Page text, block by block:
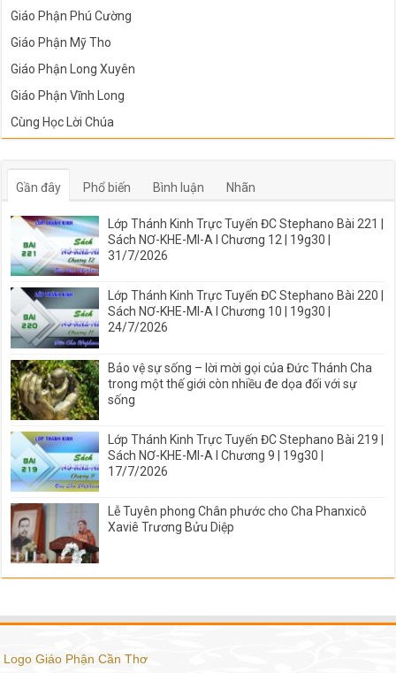
Giáo Phận Phú Cường
Giáo Phận Mỹ Tho
Giáo Phận Long Xuyên
Giáo Phận Vĩnh Long
Cùng Học Lời Chúa
Gần đây Phổ biến Bình luận Nhãn
Lớp Thánh Kinh Trực Tuyến ĐC Stephano Bài 221 |
Sách NƠ-KHE-MI-A I Chương 12 | 19g30 |
31/7/2026
Lớp Thánh Kinh Trực Tuyến ĐC Stephano Bài 220 |
Sách NƠ-KHE-MI-A I Chương 10 | 19g30 |
24/7/2026
Bảo vệ sự sống – lời mời gọi của Đức Thánh Cha
trong một thế giới còn nhiều đe dọa đối với sự
sống
Lớp Thánh Kinh Trực Tuyến ĐC Stephano Bài 219 |
Sách NƠ-KHE-MI-A I Chương 9 | 19g30 |
17/7/2026
Lễ Tuyên phong Chân phước cho Cha Phanxicô
Xaviê Trương Bửu Diệp
Logo Giáo Phận Cần Thơ